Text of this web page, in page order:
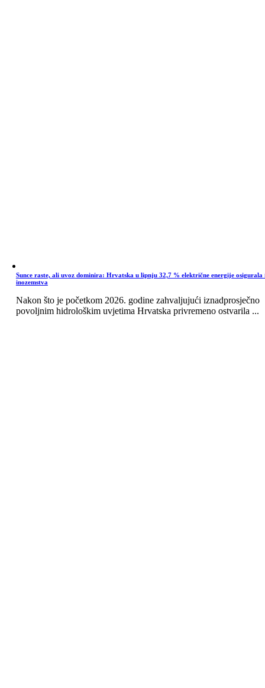
Sunce raste, ali uvoz dominira: Hrvatska u lipnju 32,7 % električne energije osigurala
inozemstva
Nakon što je početkom 2026. godine zahvaljujući iznadprosječno
povoljnim hidrološkim uvjetima Hrvatska privremeno ostvarila ...